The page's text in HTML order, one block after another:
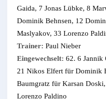
Gaida, 7 Jonas Lübke, 8
Dominik Behnsen, 12
Maslyakov, 33 Lorenzo
Trainer: Paul Nieber
Eingewechselt: 62. 6 Jannik
21 Nikos Elfert für Dominik
Baumgratz für Karsan
Lorenzo Paldino